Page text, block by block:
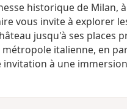
historique de
vous invite à explorer
jusqu'à ses places
italienne, en
à une